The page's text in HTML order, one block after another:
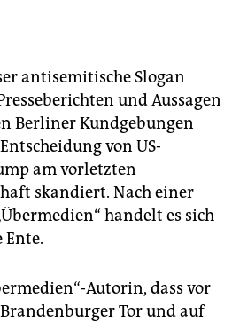
antisemitische Slogan
und Aussagen
Berliner Kundgebungen
von US-
am vorletzten
skandiert. Nach einer
handelt es sich
Ente.
Autorin, dass vor
Tor und auf